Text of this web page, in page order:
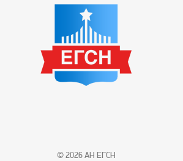
© 2026 АН ЕГСН